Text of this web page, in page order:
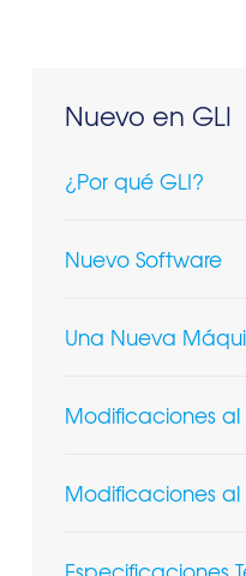
Nuevo en GLI
¿Por qué GLI?
Nuevo Software
Una Nueva
Modificaciones al
Modificaciones